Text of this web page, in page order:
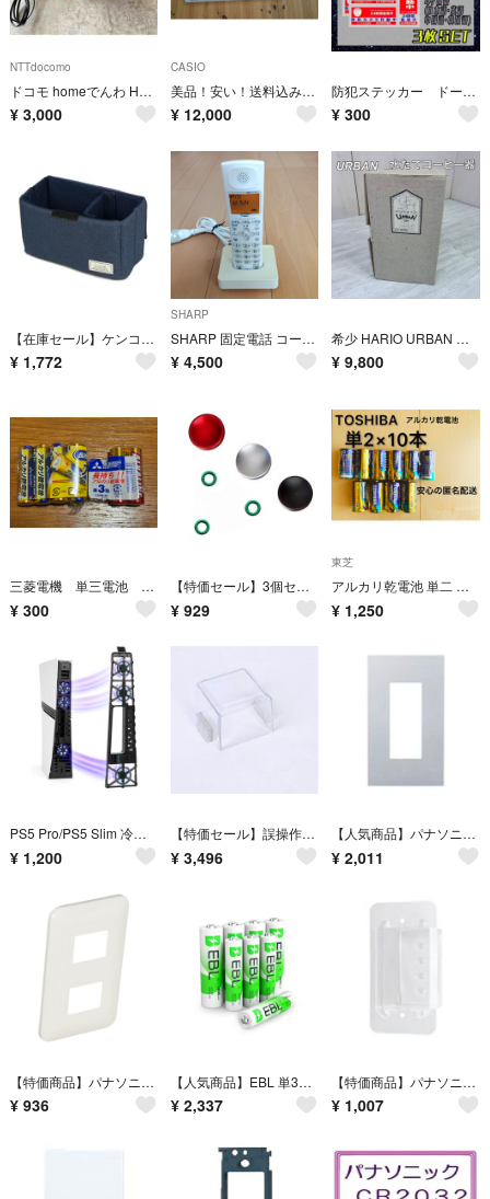
NTTdocomo
ドコモ homeでんわ HP01 Dark Gray
¥ 3,000
CASIO
美品！安い！送料込み！カシオ計算機 61標準鍵 光ナビゲーションキーボード CASIO LK-223
¥ 12,000
防犯ステッカー ドーム型 3枚セット セキュリティーステッカー 防犯シール 防水
¥ 300
【在庫セール】ケンコー(Kenko) カメラバッグ Luce インナーボックス
¥ 1,772
SHARP
SHARP 固定電話 コードレス電話 増設子機 ｢JD-KS100｣
¥ 4,500
希少 HARIO URBAN アーバン 水たてコーヒー器 CU-600MT
¥ 9,800
三菱電機 単三電池 6本セット
¥ 300
【特価セール】3個セット GeeSo アルミニウム合金 シャッターボタン 10m
¥ 929
東芝
アルカリ乾電池 単二 単二電池 単2 単2電池 TOSHIBA
¥ 1,250
PS5 Pro/PS5 Slim 冷却ファン プレステ5 アクセサリー 熱対策 LEDライト付き+USB 3.0ポート
¥ 1,200
【特価セール】誤操作防止スイッチカバー(マグネット) 四角型 PC 透明 64x
¥ 3,496
【人気商品】パナソニック (Panasonic) セレクトコンセントプレート ア
¥ 2,011
【特価商品】パナソニック コスモシリーズワイド21 コンセントプレート 2コ用
¥ 936
【人気商品】EBL 単3・単4充電池セット 単3充電池 2800mAh4本+単4
¥ 2,337
【特価商品】パナソニック(Panasonic) 埋込防気カバー 1連用 5個セッ
¥ 1,007